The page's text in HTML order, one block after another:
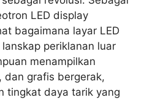
LED display
bagaimana layar LED
periklanan luar
menampilkan
dan grafis bergerak,
tingkat daya tarik yang